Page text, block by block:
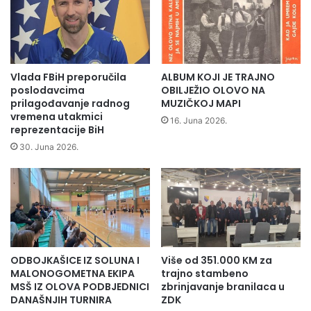
s
i
p
e
n
d
i
s
t
o
r
a
č
k
e
p
Vlada FBiH preporučila
poslodavcima
prilagođavanje radnog
vremena utakmici
reprezentacije BiH
30. Juna 2026.
ALBUM KOJI JE TRAJNO
OBILJEŽIO OLOVO NA
MUZIČKOJ MAPI
16. Juna 2026.
ODBOJKAŠICE IZ SOLUNA I
MALONOGOMETNA EKIPA
MSŠ IZ OLOVA PODBJEDNICI
DANAŠNJIH TURNIRA
Više od 351.000 KM za
trajno stambeno
zbrinjavanje branilaca u
ZDK